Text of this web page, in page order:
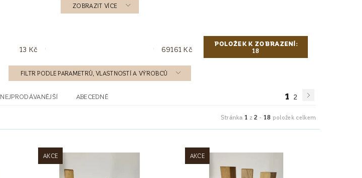
ZOBRAZIT VÍCE
13 Kč 69161 Kč
POLOŽEK K ZOBRAZENÍ:
18
FILTR PODLE PARAMETRŮ, VLASTNOSTÍ A VÝROBCŮ
NEJPRODÁVANĚJŠÍ ABECEDNĚ 1 2
Stránka1 z 2 - 18 položek celkem
AKCE AKCE